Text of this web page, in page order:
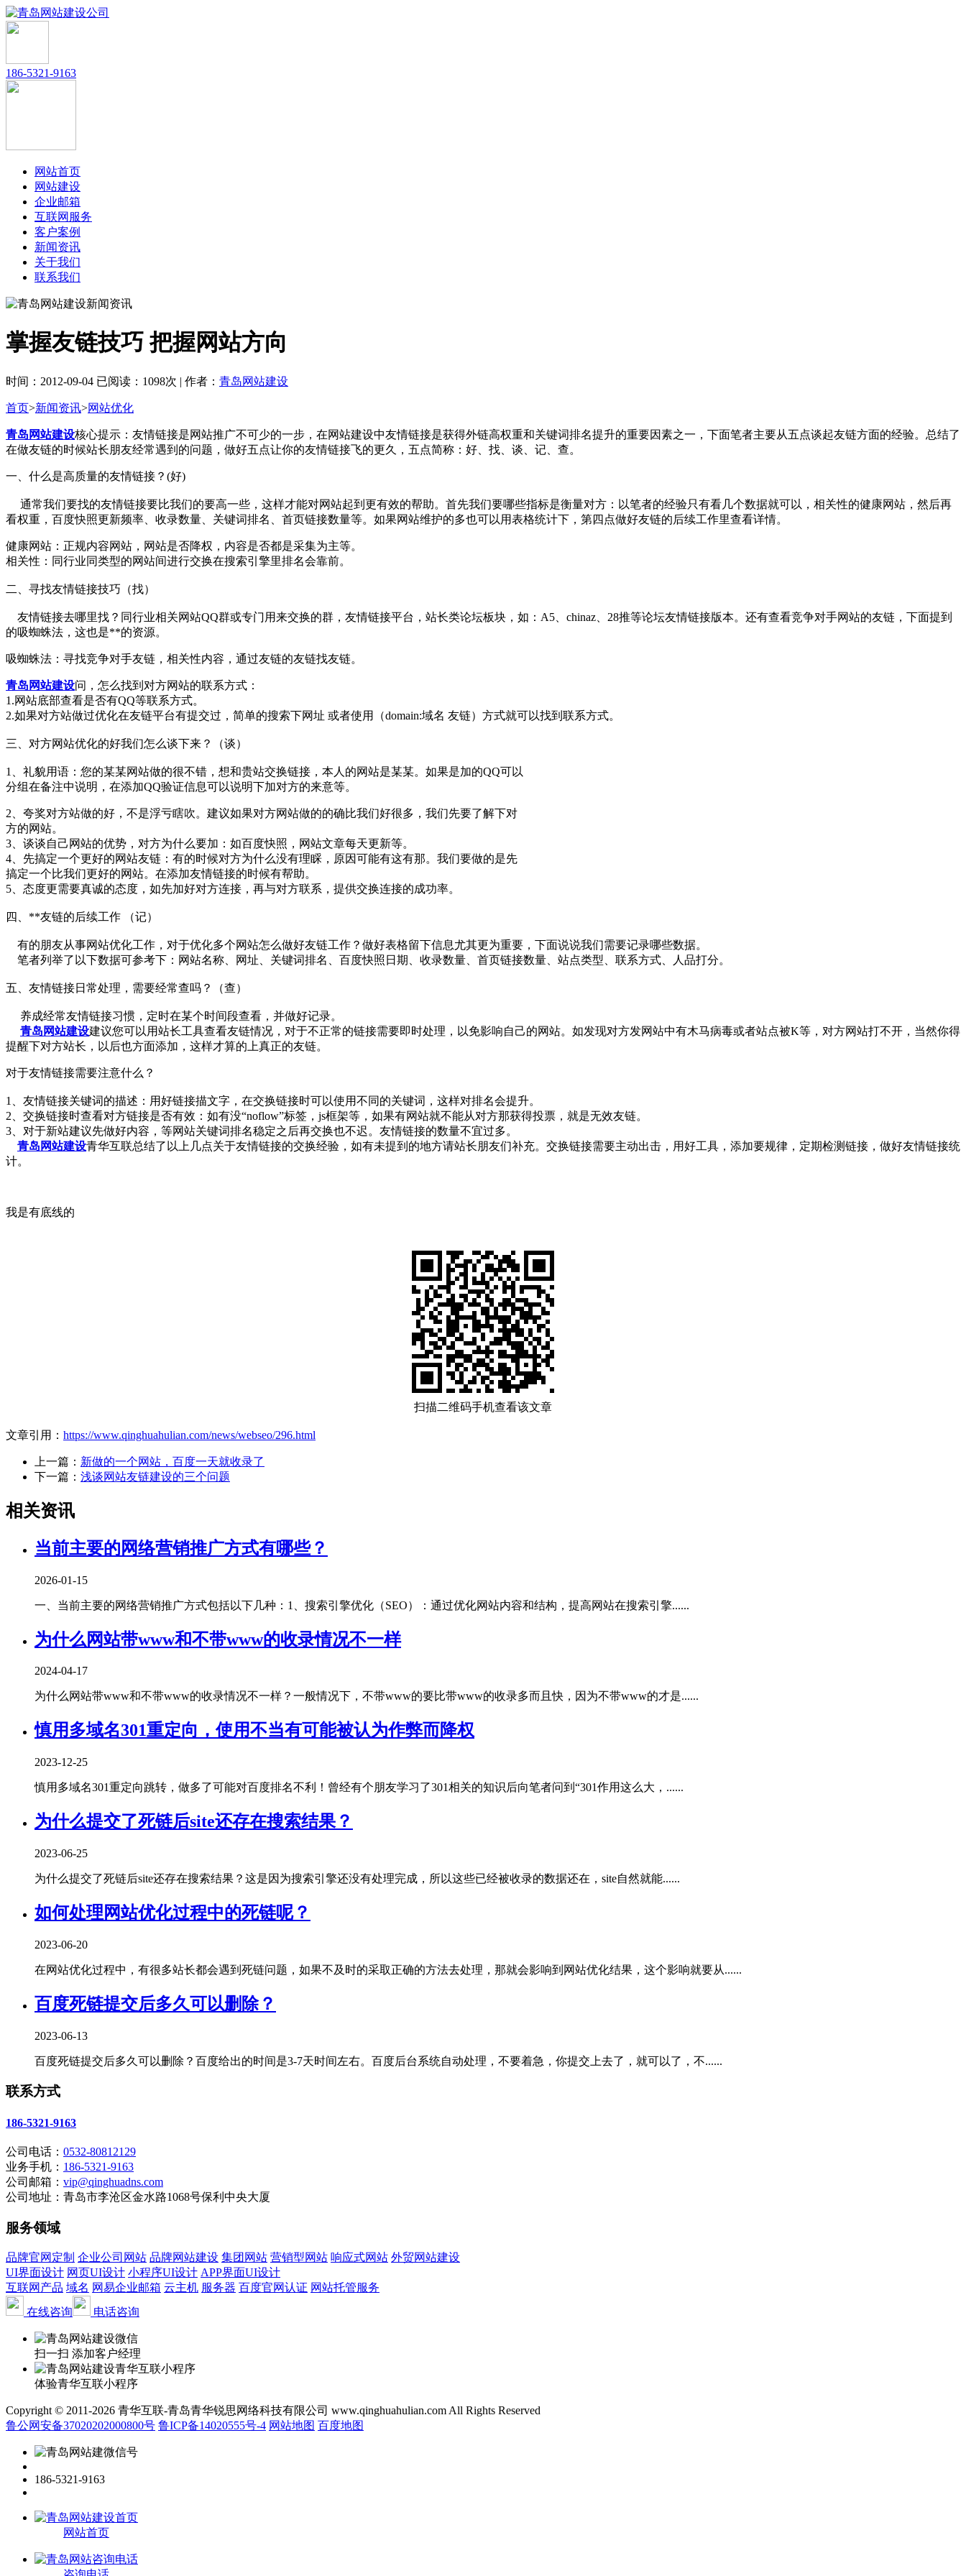
186-5321-9163
网站首页
网站建设
企业邮箱
互联网服务
客户案例
新闻资讯
关于我们
联系我们
掌握友链技巧 把握网站方向
时间：2012-09-04 已阅读：1098次 | 作者： 青岛网站建设
首页>新闻资讯>网站优化
青岛网站建设核心提示：友情链接是网站推广不可少的一步，在网站建设中友情链接是获得外链高权重和关键词排名提升的重要因素之一，下面笔者主要从五点谈起友链方面的经验。总结了
在做友链的时候站长朋友经常遇到的问题，做好五点让你的友情链接飞的更久，五点简称：好、找、谈、记、查。
一、什么是高质量的友情链接？(好)
通常我们要找的友情链接要比我们的要高一些，这样才能对网站起到更有效的帮助。首先我们要哪些指标是衡量对方：以笔者的经验只有看几个数据就可以，相关性的健康网站，然后再
看权重，百度快照更新频率、收录数量、关键词排名、首页链接数量等。如果网站维护的多也可以用表格统计下，第四点做好友链的后续工作里查看详情。
健康网站：正规内容网站，网站是否降权，内容是否都是采集为主等。
相关性：同行业同类型的网站间进行交换在搜索引擎里排名会靠前。
二、寻找友情链接技巧（找）
友情链接去哪里找？同行业相关网站QQ群或专门用来交换的群，友情链接平台，站长类论坛板块，如：A5、chinaz、28推等论坛友情链接版本。还有查看竞争对手网站的友链，下面提到
的吸蜘蛛法，这也是**的资源。
吸蜘蛛法：寻找竞争对手友链，相关性内容，通过友链的友链找友链。
青岛网站建设问，怎么找到对方网站的联系方式：
1.网站底部查看是否有QQ等联系方式。
2.如果对方站做过优化在友链平台有提交过，简单的搜索下网址 或者使用（domain:域名 友链）方式就可以找到联系方式。
三、对方网站优化的好我们怎么谈下来？（谈）
1、礼貌用语：您的某某网站做的很不错，想和贵站交换链接，本人的网站是某某。如果是加的QQ可以
分组在备注中说明，在添加QQ验证信息可以说明下加对方的来意等。
2、夸奖对方站做的好，不是浮亏瞎吹。建议如果对方网站做的的确比我们好很多，我们先要了解下对
方的网站。
3、谈谈自己网站的优势，对方为什么要加：如百度快照，网站文章每天更新等。
4、先搞定一个更好的网站友链：有的时候对方为什么没有理睬，原因可能有这有那。我们要做的是先
搞定一个比我们更好的网站。在添加友情链接的时候有帮助。
5、态度更需要真诚的态度，如先加好对方连接，再与对方联系，提供交换连接的成功率。
四、**友链的后续工作 （记）
有的朋友从事网站优化工作，对于优化多个网站怎么做好友链工作？做好表格留下信息尤其更为重要，下面说说我们需要记录哪些数据。
笔者列举了以下数据可参考下：网站名称、网址、关键词排名、百度快照日期、收录数量、首页链接数量、站点类型、联系方式、人品打分。
五、友情链接日常处理，需要经常查吗？（查）
养成经常友情链接习惯，定时在某个时间段查看，并做好记录。
青岛网站建设建议您可以用站长工具查看友链情况，对于不正常的链接需要即时处理，以免影响自己的网站。如发现对方发网站中有木马病毒或者站点被K等，对方网站打不开，当然你得
提醒下对方站长，以后也方面添加，这样才算的上真正的友链。
对于友情链接需要注意什么？
1、友情链接关键词的描述：用好链接描文字，在交换链接时可以使用不同的关键词，这样对排名会提升。
2、交换链接时查看对方链接是否有效：如有没“noflow”标签，js框架等，如果有网站就不能从对方那获得投票，就是无效友链。
3、对于新站建议先做好内容，等网站关键词排名稳定之后再交换也不迟。友情链接的数量不宜过多。
青岛网站建设青华互联总结了以上几点关于友情链接的交换经验，如有未提到的地方请站长朋友们补充。交换链接需要主动出击，用好工具，添加要规律，定期检测链接，做好友情链接统
计。
我是有底线的
扫描二维码手机查看该文章
文章引用： https://www.qinghuahulian.com/news/webseo/296.html
上一篇： 新做的一个网站，百度一天就收录了
下一篇： 浅谈网站友链建设的三个问题
相关资讯
当前主要的网络营销推广方式有哪些？
2026-01-15
一、当前主要的网络营销推广方式包括以下几种‌：1、‌搜索引擎优化（SEO）‌：通过优化网站内容和结构，提高网站在搜索引擎......
为什么网站带www和不带www的收录情况不一样
2024-04-17
为什么网站带www和不带www的收录情况不一样？一般情况下，不带www的要比带www的收录多而且快，因为不带www的才是......
慎用多域名301重定向，使用不当有可能被认为作弊而降权
2023-12-25
慎用多域名301重定向跳转，做多了可能对百度排名不利！曾经有个朋友学习了301相关的知识后向笔者问到“301作用这么大，......
为什么提交了死链后site还存在搜索结果？
2023-06-25
为什么提交了死链后site还存在搜索结果？这是因为搜索引擎还没有处理完成，所以这些已经被收录的数据还在，site自然就能......
如何处理网站优化过程中的死链呢？
2023-06-20
在网站优化过程中，有很多站长都会遇到死链问题，如果不及时的采取正确的方法去处理，那就会影响到网站优化结果，这个影响就要从......
百度死链提交后多久可以删除？
2023-06-13
百度死链提交后多久可以删除？百度给出的时间是3-7天时间左右。百度后台系统自动处理，不要着急，你提交上去了，就可以了，不......
联系方式
186-5321-9163
公司电话： 0532-80812129
业务手机： 186-5321-9163
公司邮箱： vip@qinghuadns.com
公司地址：青岛市李沧区金水路1068号保利中央大厦
服务领域
品牌官网定制 企业公司网站 品牌网站建设 集团网站 营销型网站 响应式网站 外贸网站建设
UI界面设计 网页UI设计 小程序UI设计 APP界面UI设计
互联网产品 域名 网易企业邮箱 云主机 服务器 百度官网认证 网站托管服务
在线咨询
电话咨询
扫一扫 添加客户经理
体验青华互联小程序
Copyright © 2011-2026 青华互联-青岛青华锐思网络科技有限公司 www.qinghuahulian.com All Rights Reserved
鲁公网安备37020202000800号 鲁ICP备14020555号-4 网站地图 百度地图
186-5321-9163
网站首页